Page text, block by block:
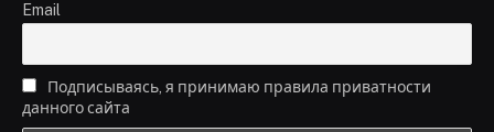
Email
Подписываясь, я принимаю правила приватности
данного сайта